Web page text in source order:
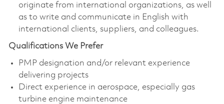
originate from international organizations, as well
as to write and communicate in English with
international clients, suppliers, and colleagues.
Qualifications We Prefer
PMP designation and/or relevant experience
delivering projects
Direct experience in aerospace, especially gas
turbine engine maintenance